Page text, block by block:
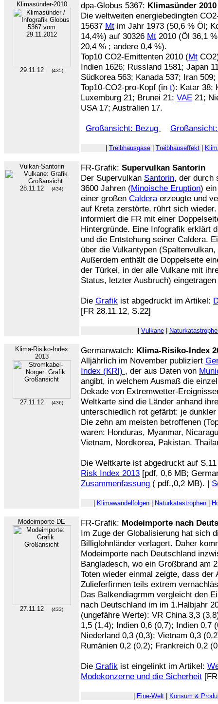
Klimasünder-2010
29.11.12 (435)
dpa-Globus 5367: Klimasünder 2010
Die weltweiten energiebedingten
15637 Mt im Jahr 1973 (50,6 % Öl;
14,4%) auf 30326 Mt 2010 (Öl 36,1
20,4 % ; andere 0,4 %).
Top10 CO2-Emittenten 2010 (Mt
Indien 1626; Russland 1581; Japan
Südkorea 563; Kanada 537; Iran
Top10-CO2-pro-Kopf (in t): Katar 38;
Luxemburg 21; Brunei 21; VAE 21;
USA 17; Australien 17.
Großansicht: Bezug
Treibhausgase Treibhauseffekt
Vulkan-Santorin
28.11.12 (434)
FR-Grafik: Supervulkan Santorin
Der Supervulkan Santorin, der durch
3600 Jahren (Minoische Eruption)
einer großen Calderaerzeugte und
auf Kreta zerstörte, rührt sich
informiert die FR mit einer
Hintergründe. Eine Infografik erklärt
und die Entstehung seiner Caldera.
über die Vulkantypen
Außerdem enthält die Doppelseite
der Türkei, in der alle Vulkane mit
Status, letzter Ausbruch)
Die Grafik ist abgedruckt im Artikel:
[FR 28.11.12, S.22]
Vulkane|
Klima-Risiko-Index
2013
27.11.12 (436)
Germanwatch: Klima-Risiko-Index
Alljährlich im November publiziert
Index (KRI) , der aus Daten von
angibt, in welchem Ausmaß die
Dekade von Extremwetter-
Weltkarte sind die Länder anhand
unterschiedlich rot gefärbt: je
Die zehn am meisten betroffenen
waren: Honduras, Myanmar,
Vietnam, Nordkorea, Pakistan,
Die Weltkarte ist abgedruckt auf
Risk Index 2013 [pdf, 0,6 MB;
Zusammenfassung ( pdf.,0,2 MB). |
Klimawandelfolgen Naturkatastrophen
Modeimporte-DE
27.11.12 (433)
FR-Grafik: Modeimporte nach
Im Zuge der Globalisierung hat sich
Billiglohnländer verlagert. Daher
Modeimporte nach Deutschland
Bangladesch, wo ein Großbrand am
Toten wieder einmal zeigte, dass
Zulieferfirmen teils extrem
Das Balkendiagrmm vergleicht den
nach Deutschland im im 1.Halbjahr
(ungefähre Werte): VR China 3,3
1,5 (1,4); Indien 0,6 (0,7); Indien 0,7
Niederland 0,3 (0,3); Vietnam 0,3
Rumänien 0,2 (0,2); Frankreich 0,2
Die Grafik ist eingelinkt im Artikel:
Modekonzerne und die Sicherheit
Eine-Welt| Konsum &